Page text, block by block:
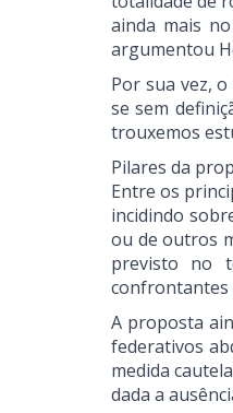
ainda mais
argumentou
Por sua vez,
se sem
trouxemos
Pilares da
Entre os
incidindo
ou de outros
previsto no
confrontantes
A proposta
federativos
medida
dada a